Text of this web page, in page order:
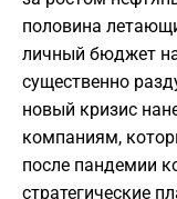
половина
личный бюджет
существенно
новый кризис
компаниям,
после пандемии
стратегические